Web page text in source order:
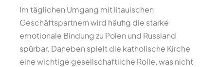
Im täglichen Umgang mit litauischen
Geschäftspartnern wird häufig die starke
emotionale Bindung zu Polen und Russland
spürbar. Daneben spielt die katholische Kirche
eine wichtige gesellschaftliche Rolle, was nicht